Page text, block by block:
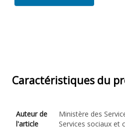
Caractéristiques du
Auteur de
l'article
Ministère des
Services sociaux et